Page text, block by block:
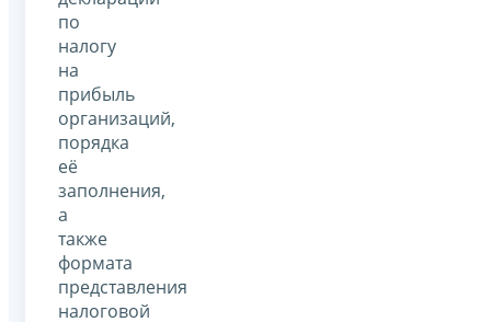
по
налогу
на
прибыль
организаций,
порядка
её
заполнения,
а
также
формата
представления
налоговой